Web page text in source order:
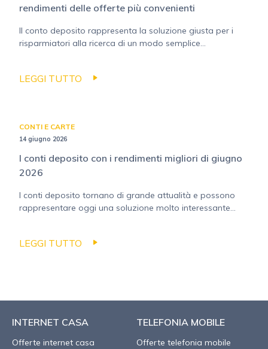
rendimenti delle offerte più convenienti
Il conto deposito rappresenta la soluzione giusta per i
risparmiatori alla ricerca di un modo semplice...
LEGGI TUTTO
CONTI E CARTE
14 giugno 2026
I conti deposito con i rendimenti migliori di giugno
2026
I conti deposito tornano di grande attualità e possono
rappresentare oggi una soluzione molto interessante...
LEGGI TUTTO
INTERNET CASA
Offerte internet casa
TELEFONIA MOBILE
Offerte telefonia mobile